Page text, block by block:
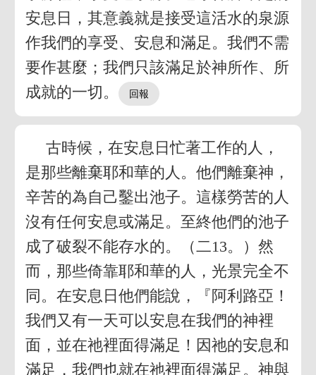
安息日，其意義就是接受這活水的泉源
作我們的享受、安息和滿足。我們不需
要作甚麼；我們只該滿足於神所作、所
成就的一切。
古時候，在安息日忙著工作的人，
是那些離棄耶和華的人。他們離棄神，
辛苦的為自己鑿出池子。這樣勞苦的人
沒有任何安息或滿足。至終他們的池子
成了破裂不能存水的。（二13。）然
而，那些倚靠耶和華的人，光景完全不
同。在安息日他們能說，『阿利路亞！
我們又有一天可以安息在我們的神裡
面，並在祂裡面得滿足！因祂的安息和
滿足，我們也就在祂裡面得滿足。神與